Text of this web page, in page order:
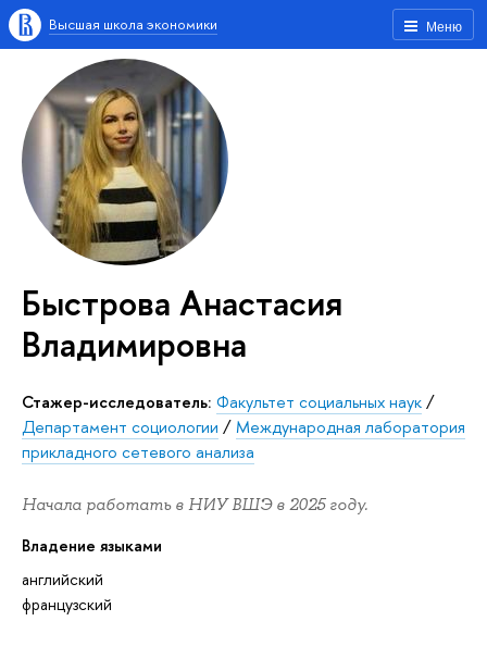
Меню
Высшая школа экономики
Быстрова Анастасия
Владимировна
Стажер-исследователь: Факультет социальных наук/
Департамент социологии /Международная лаборатория
прикладного сетевого анализа
Начала работать в НИУ ВШЭ в 2025 году.
Владение языками
английский
французский